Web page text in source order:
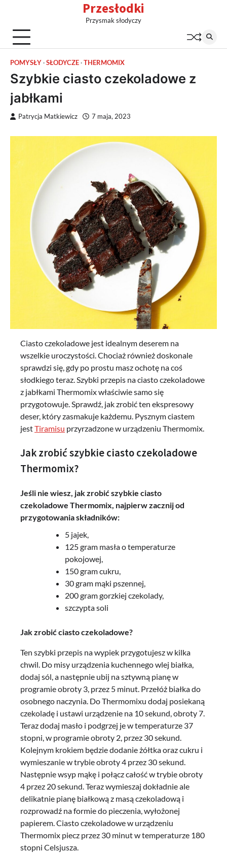
content
Przesłodki
Przysmak słodyczy
POMYSŁY SŁODYCZE THERMOMIX
Szybkie ciasto czekoladowe z
jabłkami
Patrycja Matkiewicz 7 maja, 2023
Ciasto czekoladowe jest idealnym deserem na
wszelkie uroczystości. Chociaż również doskonale
sprawdzi się, gdy po prostu masz ochotę na coś
słodkiego teraz. Szybki przepis na ciasto czekoladowe
z jabłkami Thermomix właściwie samo się
przygotowuje. Sprawdź, jak zrobić ten ekspresowy
deser, który zasmakuje każdemu. Pysznym ciastem
jestTiramisu przyrzadzone w urządzeniu Thermomix.
Jak zrobić szybkie ciasto czekoladowe
Thermomix?
Jeśli nie wiesz, jak zrobić szybkie ciasto
czekoladowe Thermomix, najpierw zacznij od
przygotowania składników:
5 jajek,
125 gram masła o temperaturze
pokojowej,
150 gram cukru,
30 gram mąki pszennej,
200 gram gorzkiej czekolady,
szczypta soli
Jak zrobić ciasto czekoladowe?
Ten szybki przepis na wypiek przygotujesz w kilka
chwil. Do misy urządzenia kuchennego wlej białka,
dodaj sól, a następnie ubij na sztywną pianę w
programie obroty 3, przez 5 minut. Przełóż białka do
osobnego naczynia. Do Thermomixu dodaj posiekaną
czekoladę i ustawi urządzenie na 10 sekund, obroty 7.
Teraz dodaj masło i podgrzej je w temperaturze 37
stopni, w programie obroty 2, przez 30 sekund.
Kolejnym krokiem będzie dodanie żółtka oraz cukru i
wymieszanie w trybie obroty 4 przez 30 sekund.
Następnie wsyp mąkę i połącz całość w trybie obroty
4 przez 20 sekund. Teraz wymieszaj dokładnie ale
delikatnie pianę białkową z masą czekoladową i
rozprowadź na formie do pieczenia, wyłożonej
papierem. Ciasto czekoladowe w urządzeniu
Thermomix piecz przez 30 minut w temperaturze 180
stopni Celsjusza.